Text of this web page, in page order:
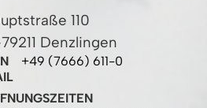
110
Denzlingen
+49 (7666) 611-0